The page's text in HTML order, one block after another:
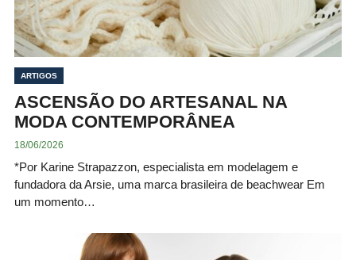
ARTIGOS
ASCENSÃO DO ARTESANAL NA
MODA CONTEMPORÂNEA
18/06/2026
*Por Karine Strapazzon, especialista em modelagem e
fundadora da Arsie, uma marca brasileira de beachwear Em
um momento…